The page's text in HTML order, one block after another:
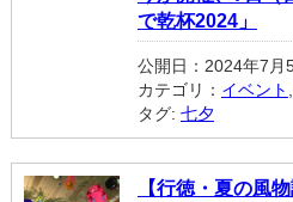
で乾杯2024」
公開日：2024年7月
カテゴリ： イベント
タグ: 七夕
【行徳・夏の風